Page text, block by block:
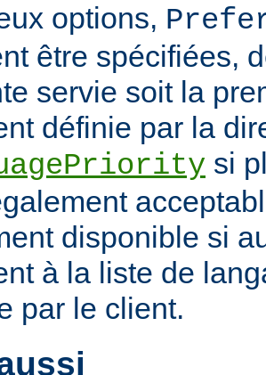
options,
être spécifiées,
servie soit la
définie par la
si
disponible si
à la liste de
par le client.